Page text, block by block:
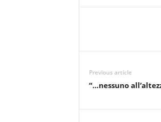
Previous article
“…nessuno